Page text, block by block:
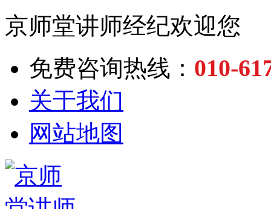
京师堂讲师经纪欢迎您
免费咨询热线： 010-
关于我们
网站地图